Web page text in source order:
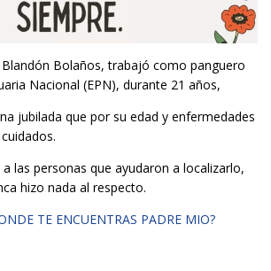
Bolaños, trabajó como panguero
Nacional (EPN), durante 21 años,
jubilada que por su edad y enfermedades
las personas que ayudaron a localizarlo,
hizo nada al respecto.
TE ENCUENTRAS PADRE MIO?